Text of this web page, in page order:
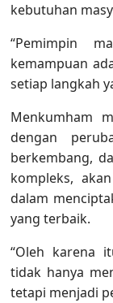
kebutuhan
“Pemimpin
kemampuan
setiap langkah
Menkumham
dengan
berkembang,
kompleks,
dalam
yang terbaik.
“Oleh karena
tidak hanya
tetapi menjadi